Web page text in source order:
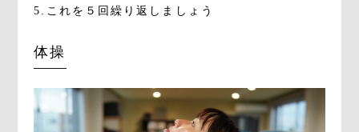
5.これを５回繰り返しましょう
体操